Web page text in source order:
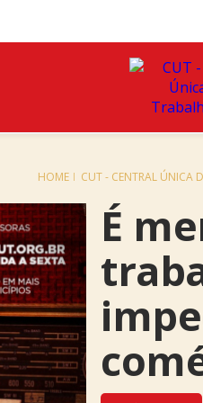
HOME CUT - CENTRAL ÚNICA
É